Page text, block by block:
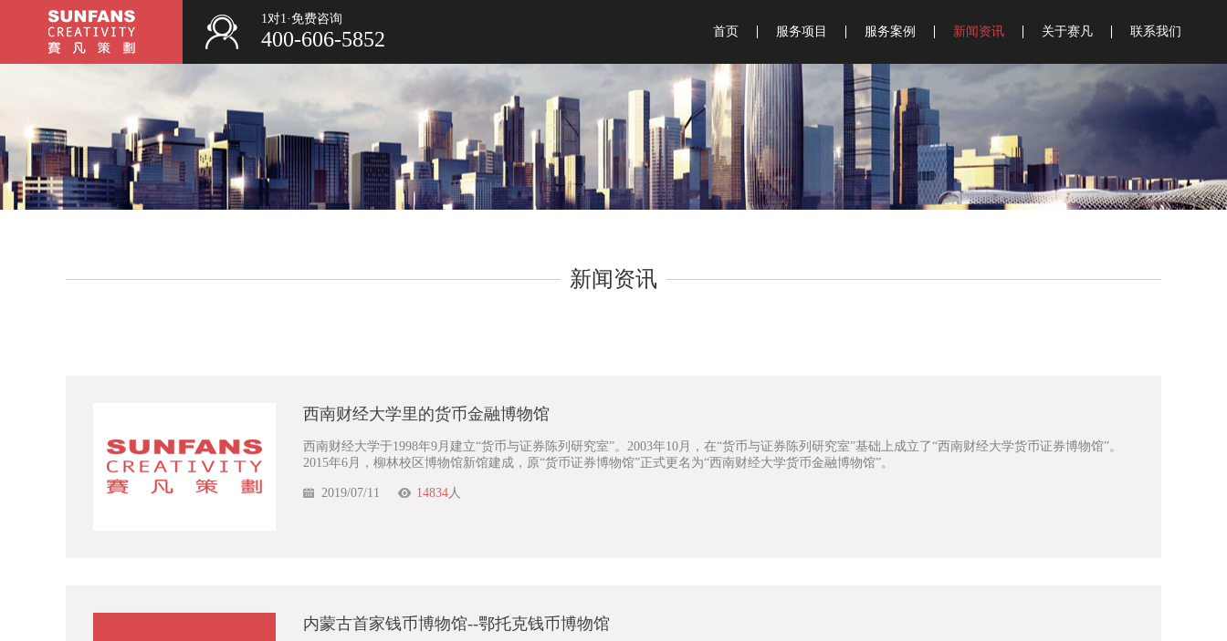
1对1·免费咨询
400-606-5852 首页 服务项目
银行行史馆
金融博物馆
钱币博物馆
智能银行
服务案例 新闻资讯 关于赛凡 联系我们
新闻资讯
西南财经大学里的货币金融博物馆
西南财经大学于1998年9月建立“货币与证券陈列研究室”。2003年10月，在“货币与证券陈列研究室”基础上成立了“西南财经大学货币证券博物馆”。
2015年6月，柳林校区博物馆新馆建成，原“货币证券博物馆”正式更名为“西南财经大学货币金融博物馆”。
2019/07/11 14834人
内蒙古首家钱币博物馆--鄂托克钱币博物馆